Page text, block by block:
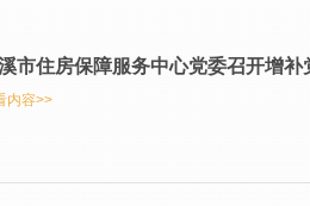
市住房保障服务中心党委召开增补
内容>>